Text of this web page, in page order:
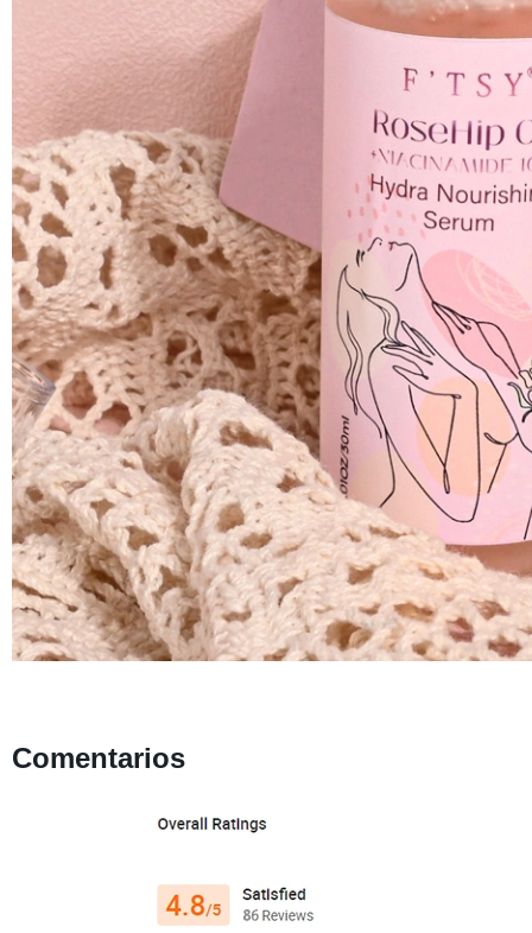
Comentarios